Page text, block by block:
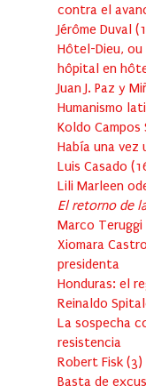
contra el
Jérôme Duval (
Hôtel-Dieu,
hôpital en
Juan J. Paz y
Humanismo
Koldo Campos
Había una vez
Luis Casado (
Lili Marleen
El retorno de
Marco Teruggi
Xiomara
presidenta
Honduras: el
Reinaldo
La sospecha
resistencia
Robert Fisk (3)
Basta de